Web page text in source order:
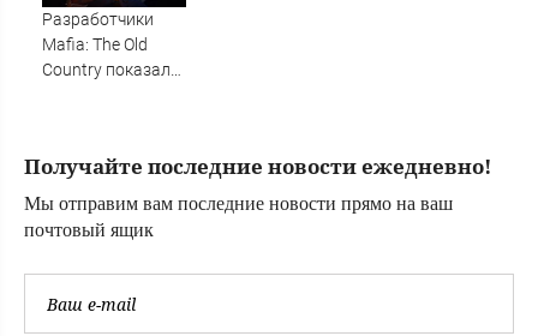
Разработчики
Mafia: The Old
Country показали
of Honor, в
звезда первой
Получайте последние новости ежедневно!
Мы отправим вам последние новости прямо на ваш
почтовый ящик